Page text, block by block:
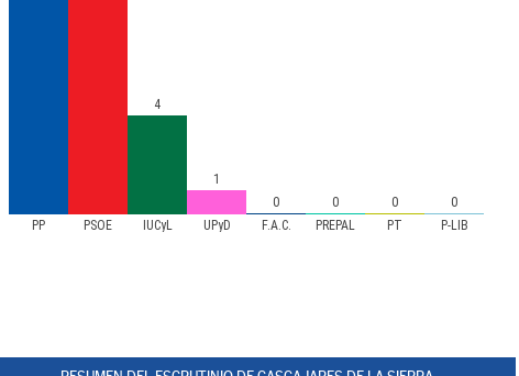
PP PSOE IUCyL UPyD F.A.C. PREPAL PT P-LIB
4
1
0
0 0 0